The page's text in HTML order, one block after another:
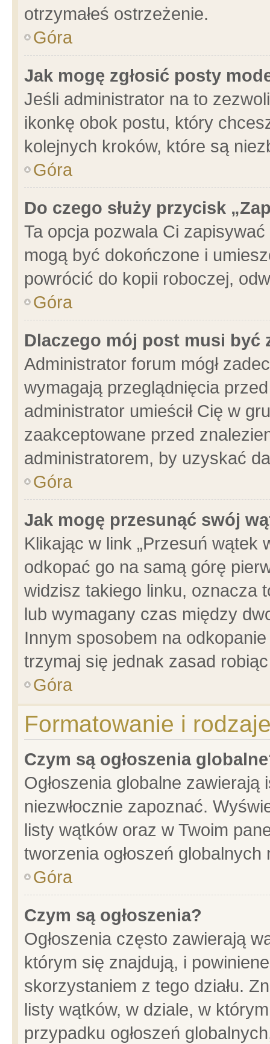
otrzymałeś ostrzeżenie.
Góra
Jak mogę zgłosić posty
Jeśli administrator na to
ikonkę obok postu, który
kolejnych kroków, które są
Góra
Do czego służy przycisk
Ta opcja pozwala Ci
mogą być dokończone i
powrócić do kopii roboczej,
Góra
Dlaczego mój post musi być
Administrator forum mógł
wymagają przeglądnięcia
administrator umieścił Cię w
zaakceptowane przed
administratorem, by uzyskać
Góra
Jak mogę przesunąć swój
Klikając w link „Przesuń wątek
odkopać go na samą górę
widzisz takiego linku, oznacza
lub wymagany czas między
Innym sposobem na
trzymaj się jednak zasad
Góra
Formatowanie i
Czym są ogłoszenia
Ogłoszenia globalne
niezwłocznie zapoznać.
listy wątków oraz w Twoim
tworzenia ogłoszeń
Góra
Czym są ogłoszenia?
Ogłoszenia często zawierają
którym się znajdują, i
skorzystaniem z tego działu.
listy wątków, w dziale, w
przypadku ogłoszeń